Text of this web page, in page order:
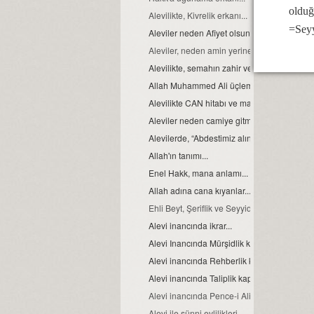
Alevilikte, Kivrelik erkanı...
Aleviler neden Afiyet olsun yerine
Aleviler, neden amin yerine Allah Allah der?
Alevilikte, semahın zahir ve batıni boyutu…
Allah Muhammed Ali üçlemesi...
Alevilikte CAN hitabı ve manası
Aleviler neden camiye gitmezler?
Alevilerde, “Abdestimiz alınmış namazımız
Allah'ın tanımı...
Enel Hakk, mana anlamı...
Allah adına cana kıyanlar....
Ehli Beyt, Şeriflik ve Seyyidlik, kavramları
Alevi inancında ikrar...
Alevi Inancında Mürşidlik kapısı
Alevi inancında Rehberlik kapısı
Alevi inancında Taliplik kapısı
Alevi inancında Pence-i Ali Aba